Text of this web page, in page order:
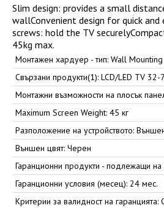
Slim design: provides a small
wallConvenient design for quick
screws: hold the TV
45kg max.
Монтажен хардуер - тип: Wall
Свързани продукти(1): LCD/LED TV 32-
Монтажни възможности на плосък
Maximum Screen Weight: 45 кг
Разположение на устройството:
Външен цвят: Черен
Гаранционни продукти - подлежащи
Гаранционни условия (месец): 24 мес.
Критерии за валидност на